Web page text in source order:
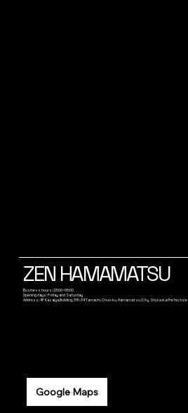
Google Maps
ZEN HAMAMATSU
Business hours: 23:00~05:00
Opening days: Friday and Saturday
Address: 4F Kasaiya Building, 315-34 Tamachi, Chuo-ku, Hamamatsu City, Shizuoka Prefecture